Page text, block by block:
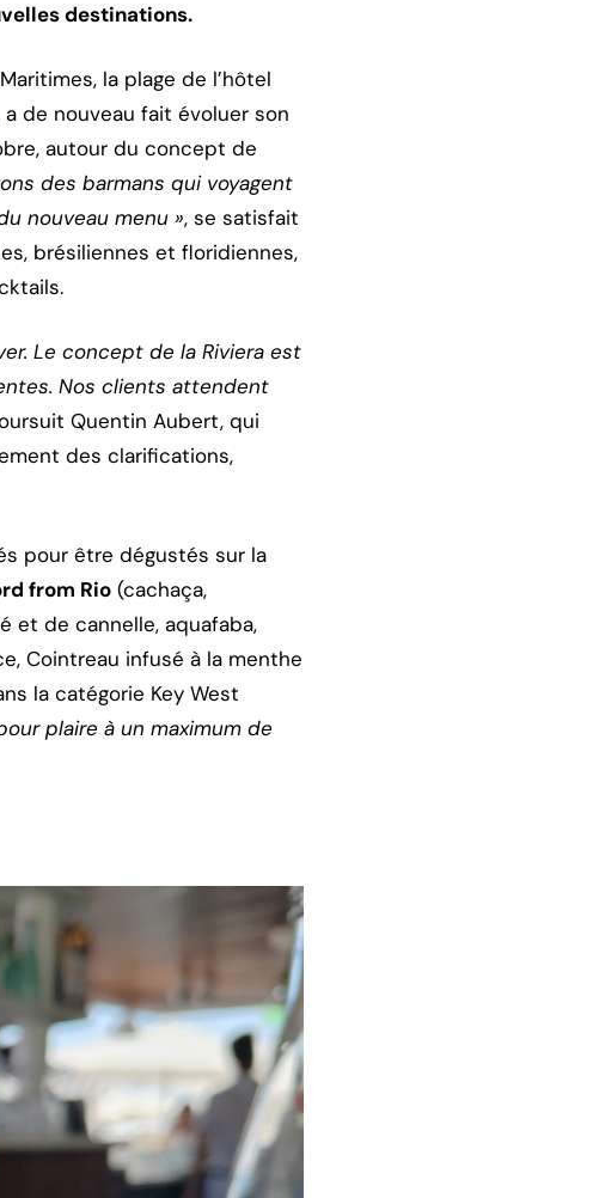
destinations.
la plage de l’hôtel
a de nouveau fait évoluer son
autour du concept de
des barmans qui voyagent
nouveau menu », se satisfait
brésiliennes et floridiennes,
Le concept de la Riviera est
Nos clients attendent
Quentin Aubert, qui
des clarifications,
pour être dégustés sur la
from Rio (cachaça,
et de cannelle, aquafaba,
Cointreau infusé à la menthe
la catégorie Key West
plaire à un maximum de